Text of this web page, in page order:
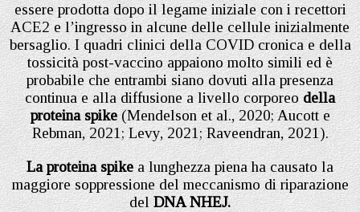
essere prodotta dopo il legame iniziale con i recettori
ACE2 e l’ingresso in alcune delle cellule inizialmente
bersaglio. I quadri clinici della COVID cronica e della
tossicità post-vaccino appaiono molto simili ed è
probabile che entrambi siano dovuti alla presenza
continua e alla diffusione a livello corporeodella
proteina spike(Mendelson et al., 2020; Aucott e
Rebman, 2021; Levy, 2021; Raveendran, 2021).
La proteina spikea lunghezza piena ha causato la
maggiore soppressione del meccanismo di riparazione
delDNA NHEJ.